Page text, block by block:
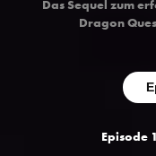
Das Sequel zum
Dragon
Episode